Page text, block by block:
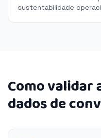
sustentabilidade
Como validar
dados de